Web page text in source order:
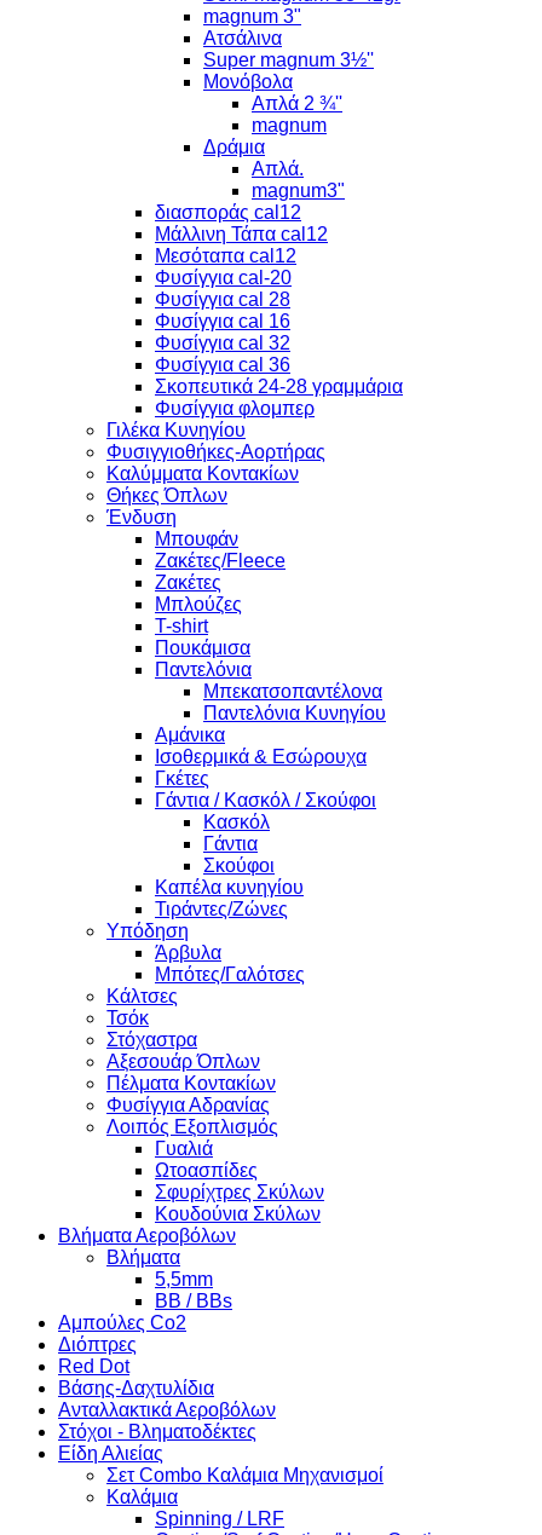
magnum 3"
Ατσάλινα
Super magnum 3½''
Μονόβολα
Απλά 2 ¾''
magnum
Δράμια
Απλά.
magnum3"
διασποράς cal12
Μάλλινη Τάπα cal12
Μεσόταπα cal12
Φυσίγγια cal-20
Φυσίγγια cal 28
Φυσίγγια cal 16
Φυσίγγια cal 32
Φυσίγγια cal 36
Σκοπευτικά 24-28 γραμμάρια
Φυσίγγια φλομπερ
Γιλέκα Κυνηγίου
Φυσιγγιοθήκες-Αορτήρας
Καλύμματα Κοντακίων
Θήκες Όπλων
Ένδυση
Μπουφάν
Ζακέτες/Fleece
Ζακέτες
Μπλούζες
T-shirt
Πουκάμισα
Παντελόνια
Μπεκατσοπαντέλονα
Παντελόνια Κυνηγίου
Αμάνικα
Ισοθερμικά & Εσώρουχα
Γκέτες
Γάντια / Κασκόλ / Σκούφοι
Κασκόλ
Γάντια
Σκούφοι
Καπέλα κυνηγίου
Τιράντες/Ζώνες
Υπόδηση
Άρβυλα
Μπότες/Γαλότσες
Κάλτσες
Τσόκ
Στόχαστρα
Αξεσουάρ Όπλων
Πέλματα Κοντακίων
Φυσίγγια Αδρανίας
Λοιπός Εξοπλισμός
Γυαλιά
Ωτοασπίδες
Σφυρίχτρες Σκύλων
Κουδούνια Σκύλων
Βλήματα Αεροβόλων
Βλήματα
5,5mm
BB / BBs
Αμπούλες Co2
Διόπτρες
Red Dot
Βάσης-Δαχτυλίδια
Ανταλλακτικά Αεροβόλων
Στόχοι - Βληματοδέκτες
Είδη Αλιείας
Σετ Combo Καλάμια Μηχανισμοί
Καλάμια
Spinning / LRF